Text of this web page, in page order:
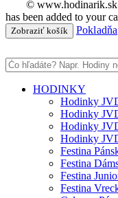
© www.hodinarik.sk
has been added to your
Zobraziť košík Pokladňa
HODINKY
Hodinky
Hodinky
Hodinky
Hodinky
Festina
Festina
Festina
Festina